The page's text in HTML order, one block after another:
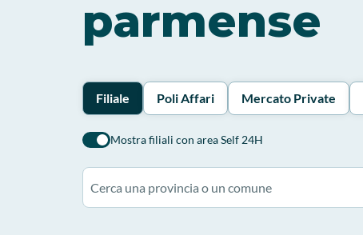
parmense
Filiale Poli Affari Mercato Private
Mostra filiali con area Self 24H